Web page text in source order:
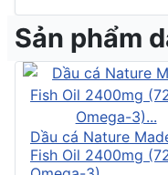
Sản phẩm
Dầu cá Nature
Fish Oil 2400mg